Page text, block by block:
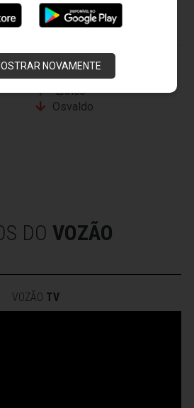
NOVAMENTE
(3) 39' (2)
Enrico
Osvaldo
DO VOZÃO
VOZÃO TV